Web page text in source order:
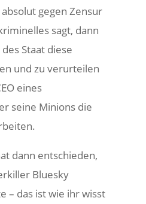
gegen Zensur
sagt, dann
Staat diese
und zu verurteilen
eines
seine Minions die
dann entschieden,
Bluesky
– das ist wie ihr wisst